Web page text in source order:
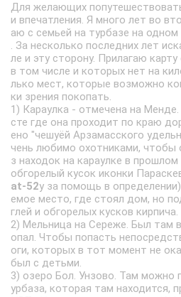
Для желающих
и впечатления. Я много лет во
аю с семьей на турбазе на
. За несколько последних лет
ле и эту сторону. Прилагаю
в том числе и которых нет на
лько мест, которые возможно
ки зрения покопать.
1) Караулка - отмечена на
сте где она проходит по краю
ено "чешуёй Арзамасского
чень любимо охотниками, чтобы
з находок на караулке в
обгорелый кусок иконки
at-52у за помощь в
емое место, где стоял дом, но
глей и обгорелых кусков
2) Мельница на Сереже. Был там
опал. Чтобы попасть
оги, которых в тот момент не
был с детьми.
3) озеро Бол. Унзово. Там можно
урбаза, которая там находится,